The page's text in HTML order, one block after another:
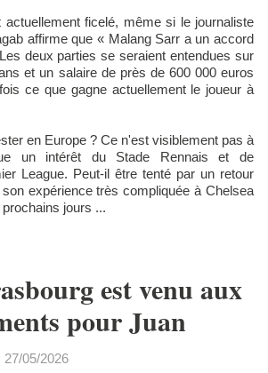
actuellement ficelé, même si le journaliste
affirme que « Malang Sarr a un accord
deux parties se seraient entendues sur
et un salaire de près de 600 000 euros
ce que gagne actuellement le joueur à
en Europe ? Ce n'est visiblement pas à
un intérêt du Stade Rennais et de
League. Peut-il être tenté par un retour
expérience très compliquée à Chelsea
jours ...
est venu aux
pour Juan
27/05/2026